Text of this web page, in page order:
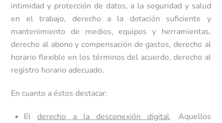
intimidad y protección de datos, a la seguridad y salud
en el trabajo, derecho a la dotación suficiente y
mantenimiento de medios, equipos y herramientas,
derecho al abono y compensación de gastos, derecho al
horario flexible en los términos del acuerdo, derecho al
registro horario adecuado.
En cuanto a éstos destacar:
Elderecho a la desconexión digital. Aquellos